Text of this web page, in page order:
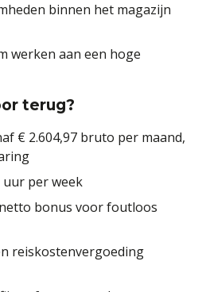
binnen het magazijn
werken aan een hoge
terug?
€ 2.604,97 bruto per maand,
uur per week
bonus voor foutloos
reiskostenvergoeding